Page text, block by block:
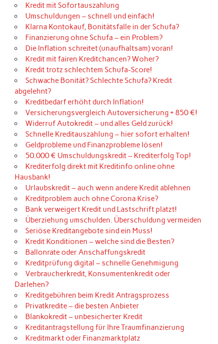
Kredit mit Sofortauszahlung
Umschuldungen – schnell und einfach!
Klarna Kontokauf, Bonitätsfalle in der Schufa?
Finanzierung ohne Schufa – ein Problem?
Die Inflation schreitet (unaufhaltsam) voran!
Kredit mit fairen Kreditchancen? Woher?
Kredit trotz schlechtem Schufa-Score!
Schwache Bonität? Schlechte Schufa? Kredit
abgelehnt?
Kreditbedarf erhöht durch Inflation!
Versicherungsvergleich Autoversicherung + 850 €!
Widerruf Autokredit – und alles Geld zurück!
Schnelle Kreditauszahlung – hier sofort erhalten!
Geldprobleme und Finanzprobleme lösen!
50.000 € Umschuldungskredit – Krediterfolg Top!
Krediterfolg direkt mit Kreditinfo online ohne
Hausbank!
Urlaubskredit – auch wenn andere Kredit ablehnen
Kreditproblem auch ohne Corona Krise?
Bank verweigert Kredit und Lastschrift platzt!
Überziehung umschulden. Überschuldung vermeiden
Seriöse Kreditangebote sind ein Muss!
Kredit Konditionen – welche sind die Besten?
Ballonrate oder Anschaffungskredit
Kreditprüfung digital – schnelle Genehmigung
Verbraucherkredit, Konsumentenkredit oder
Darlehen?
Kreditgebühren beim Kredit Antragsprozess
Privatkredite – die besten Anbieter
Blankokredit – unbesicherter Kredit
Kreditantragstellung für Ihre Traumfinanzierung
Kreditmarkt oder Finanzmarktplatz